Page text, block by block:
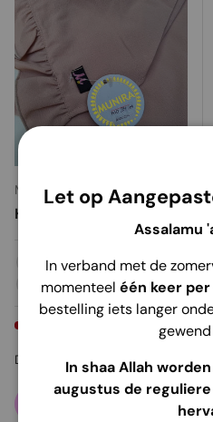
Munira
Hijab instantané | MB03
Bleu foncé
Moka SaumonFantaisie
Bourgognebleu royal
Stock très faible (7 unités)
Prix habituel
De €19,95
Let op
Assalamu
In verband met de
momenteel één keer
bestelling iets langer
In shaa Allah
augustus de